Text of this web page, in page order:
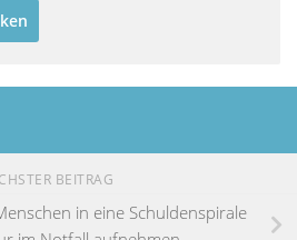
BEITRAG
in eine Schuldenspirale